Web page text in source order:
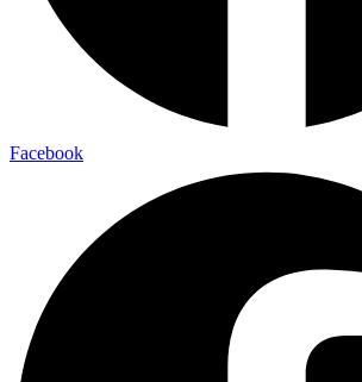
Facebook